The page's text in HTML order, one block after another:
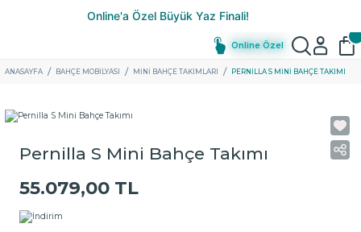
Online Özel
ANASAYFA BAHÇE MOBİLYASI MINI BAHÇE TAKIMLARI PERNILLA S MINI BAHÇE TAKIMI
Pernilla S Mini Bahçe Takımı
55.079,00 TL